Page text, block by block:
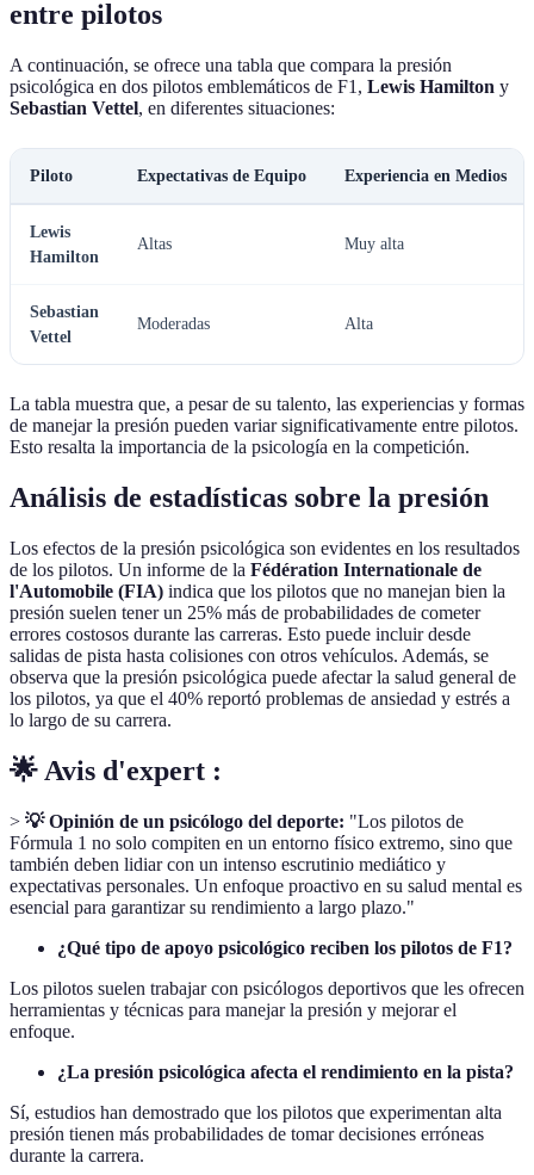
entre pilotos
A continuación, se ofrece una tabla que compara la presión
psicológica en dos pilotos emblemáticos de F1, Lewis Hamilton y
Sebastian Vettel, en diferentes situaciones:
Piloto Expectativas de Equipo Experiencia en Medios
Lewis
Hamilton
Altas Muy alta
Sebastian
Vettel
Moderadas Alta
La tabla muestra que, a pesar de su talento, las experiencias y formas
de manejar la presión pueden variar significativamente entre pilotos.
Esto resalta la importancia de la psicología en la competición.
Análisis de estadísticas sobre la presión
Los efectos de la presión psicológica son evidentes en los resultados
de los pilotos. Un informe de la Fédération Internationale de
l'Automobile (FIA) indica que los pilotos que no manejan bien la
presión suelen tener un 25% más de probabilidades de cometer
errores costosos durante las carreras. Esto puede incluir desde
salidas de pista hasta colisiones con otros vehículos. Además, se
observa que la presión psicológica puede afectar la salud general de
los pilotos, ya que el 40% reportó problemas de ansiedad y estrés a
lo largo de su carrera.
🌟 Avis d'expert :
> 💡 Opinión de un psicólogo del deporte: "Los pilotos de
Fórmula 1 no solo compiten en un entorno físico extremo, sino que
también deben lidiar con un intenso escrutinio mediático y
expectativas personales. Un enfoque proactivo en su salud mental es
esencial para garantizar su rendimiento a largo plazo."
¿Qué tipo de apoyo psicológico reciben los pilotos de F1?
Los pilotos suelen trabajar con psicólogos deportivos que les ofrecen
herramientas y técnicas para manejar la presión y mejorar el
enfoque.
¿La presión psicológica afecta el rendimiento en la pista?
Sí, estudios han demostrado que los pilotos que experimentan alta
presión tienen más probabilidades de tomar decisiones erróneas
durante la carrera.